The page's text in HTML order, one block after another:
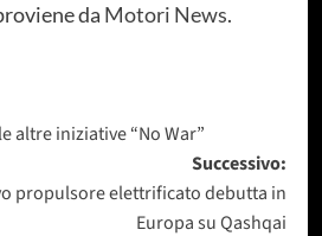
da Motori News.
altre iniziative “No War”
Successivo:
propulsore elettrificato debutta in
Europa su Qashqai